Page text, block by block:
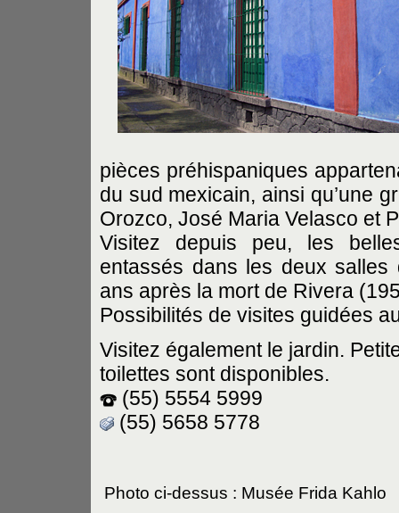
pièces préhispaniques
du sud mexicain, ainsi qu’une
Orozco, José Maria Velasco et
Visitez depuis peu, les
entassés dans les deux
ans après la mort de Rivera
Possibilités de visites guidées
Visitez également le jardin.
toilettes sont disponibles.
(55) 5554 5999
(55) 5658 5778
Photo ci-dessus : Musée Frida Kahlo